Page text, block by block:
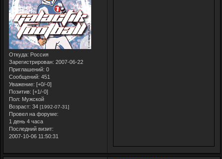
Откуда: Россия
Зарегистрирован: 2007-06-22
Приглашений: 0
Сообщений: 451
Уважение: [+0/-0]
Позитив: [+1/-0]
Пол: Мужской
Возраст: 34 [1992-07-31]
Провел на форуме:
1 день 4 часа
Последний визит:
2007-10-06 11:50:31